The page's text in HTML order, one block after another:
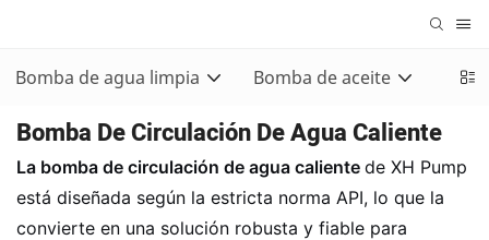
Bomba de agua limpia Bomba de aceite
Bomba De Circulación De Agua Caliente
La bomba de circulación de agua caliente de XH Pump
está diseñada según la estricta norma API, lo que la
convierte en una solución robusta y fiable para